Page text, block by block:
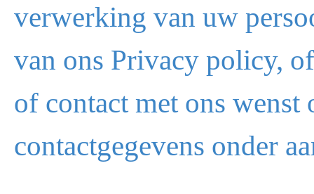
verwerking van uw
van ons Privacy policy,
of contact met ons wenst
contactgegevens onder